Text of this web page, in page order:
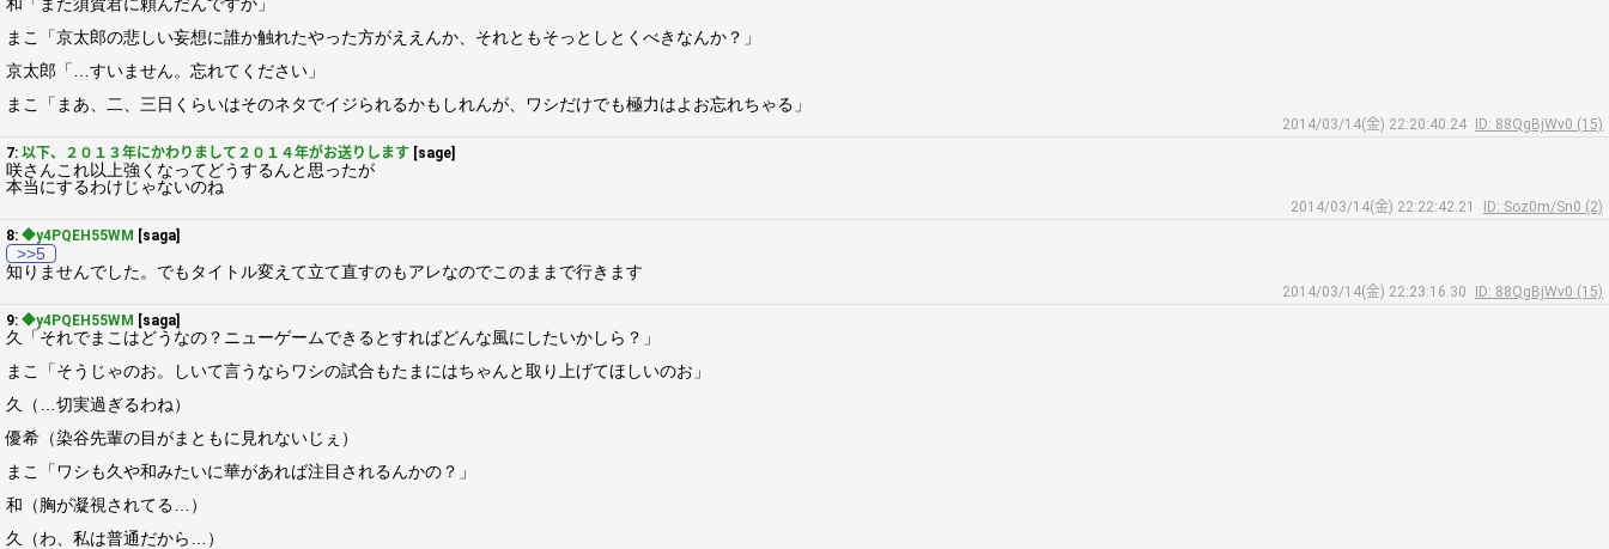
まこ「京太郎の悲しい妄想に誰か触れたやった方がええんか、それともそっとしとくべきなんか？」
京太郎「…すいません。忘れてください」
まこ「まあ、二、三日くらいはそのネタでイジられるかもしれんが、ワシだけでも極力はよお忘れちゃる」
2014/03/14(金) 22:20:40.24
ID: 88QgBjWv0 (15)
7: 以下、２０１３年にかわりまして２０１４年がお送りします [sage]
咲さんこれ以上強くなってどうするんと思ったが
本当にするわけじゃないのね
2014/03/14(金) 22:22:42.21
ID: Soz0m/Sn0 (2)
8: ◆y4PQEH55WM [saga]
>>5
知りませんでした。でもタイトル変えて立て直すのもアレなのでこのままで行きます
2014/03/14(金) 22:23:16.30
ID: 88QgBjWv0 (15)
9: ◆y4PQEH55WM [saga]
久「それでまこはどうなの？ニューゲームできるとすればどんな風にしたいかしら？」
まこ「そうじゃのお。しいて言うならワシの試合もたまにはちゃんと取り上げてほしいのお」
久（…切実過ぎるわね）
優希（染谷先輩の目がまともに見れないじぇ）
まこ「ワシも久や和みたいに華があれば注目されるんかの？」
和（胸が凝視されてる…）
久（わ、私は普通だから…）